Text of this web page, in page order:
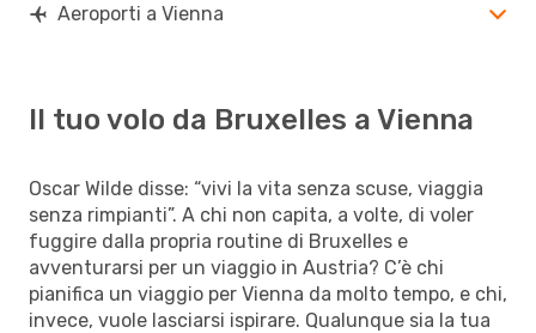
Aeroporti a Vienna
Il tuo volo da Bruxelles a Vienna
Oscar Wilde disse: “vivi la vita senza scuse, viaggia
senza rimpianti”. A chi non capita, a volte, di voler
fuggire dalla propria routine di Bruxelles e
avventurarsi per un viaggio in Austria? C’è chi
pianifica un viaggio per Vienna da molto tempo, e chi,
invece, vuole lasciarsi ispirare. Qualunque sia la tua